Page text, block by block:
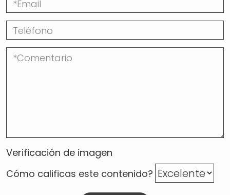
Verificación de imagen
Cómo calificas este contenido?